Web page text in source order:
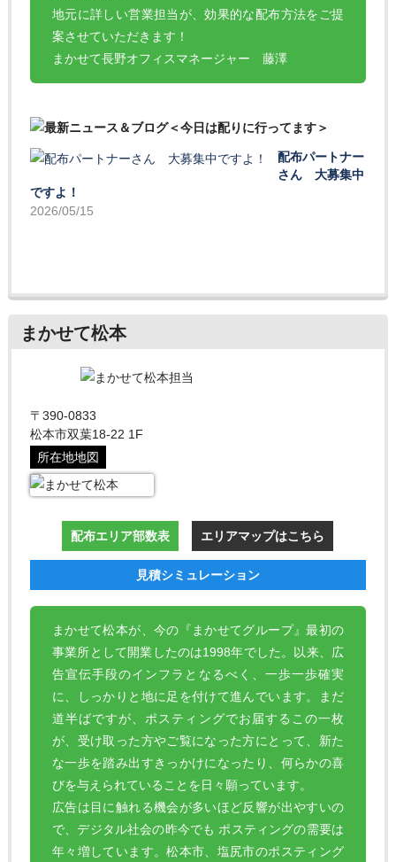
地元に詳しい営業担当が、効果的な配布方法をご提
案させていただきます！
まかせて長野オフィスマネージャー 藤澤
配布パートナー
さん 大募集中
ですよ！
2026/05/15
まかせて松本
〒390-0833
松本市双葉18-22 1F
所在地地図
配布エリア部数表 エリアマップはこちら
見積シミュレーション
まかせて松本が、今の『まかせてグループ』最初の
事業所として開業したのは1998年でした。以来、広
告宣伝手段のインフラとなるべく、一歩一歩確実
に、しっかりと地に足を付けて進んでいます。まだ
道半ばですが、ポスティングでお届するこの一枚
が、受け取った方やご覧になった方にとって、新た
な一歩を踏み出すきっかけになったり、何らかの喜
びを与えられていることを日々願っています。
広告は目に触れる機会が多いほど反響が出やすいの
で、デジタル社会の昨今でも ポスティングの需要は
年々増しています。松本市、塩尻市のポスティング